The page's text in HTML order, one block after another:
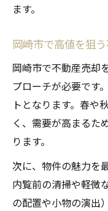
ます。
岡崎市で高値を狙
岡崎市で不動産売却
プローチが必要です
トとなります。春や
く、需要が高まるた
ります。
次に、物件の魅力を
内覧前の清掃や軽微
の配置や小物の演出